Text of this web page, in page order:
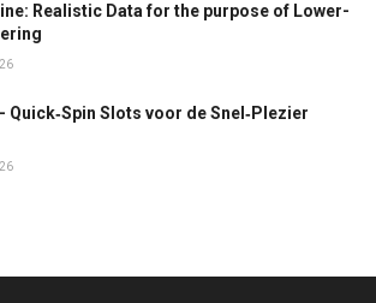
Realistic Data for the purpose of Lower-
Quick‑Spin Slots voor de Snel‑Plezier